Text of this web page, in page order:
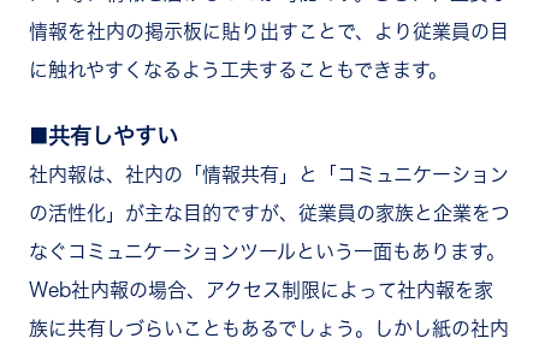
情報を社内の掲示板に貼り出すことで、より従業員の目
に触れやすくなるよう工夫することもできます。
共有しやすい
社内報は、社内の「情報共有」と「コミュニケーション
の活性化」が主な目的ですが、従業員の家族と企業をつ
なぐコミュニケーションツールという一面もあります。
Web社内報の場合、アクセス制限によって社内報を家
族に共有しづらいこともあるでしょう。しかし紙の社内